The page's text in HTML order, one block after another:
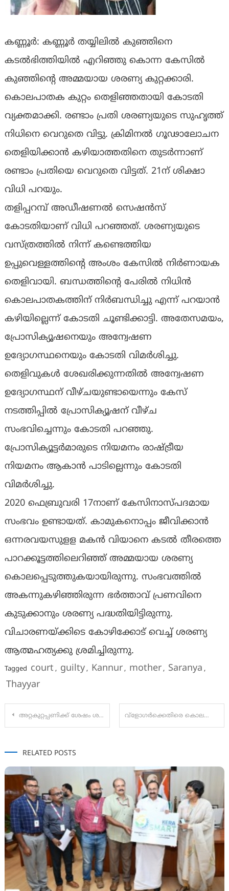
കണ്ണൂർ: കണ്ണൂർ തയ്യിലിൽ കുഞ്ഞിനെ
കടൽഭിത്തിയിൽ എറിഞ്ഞു കൊന്ന കേസിൽ
കുഞ്ഞിൻ്റെ അമ്മയായ ശരണ്യ കുറ്റക്കാരി.
കൊലപാതക കുറ്റം തെളിഞ്ഞതായി കോടതി
വ്യക്തമാക്കി. രണ്ടാം പ്രതി ശരണ്യയുടെ സുഹൃത്ത്
നിധിനെ വെറുതെ വിട്ടു. ക്രിമിനൽ ഗൂഢാലോചന
തെളിയിക്കാൻ കഴിയാത്തതിനെ തുടർന്നാണ്
രണ്ടാം പ്രതിയെ വെറുതെ വിട്ടത്. 21ന് ശിക്ഷാ
വിധി പറയും.
തളിപ്പറമ്പ് അഡീഷണൽ സെഷൻസ്
കോടതിയാണ് വിധി പറഞ്ഞത്. ശരണ്യയുടെ
വസ്ത്രത്തിൽ നിന്ന് കണ്ടെത്തിയ
ഉപ്പുവെള്ളത്തിന്റെ അംശം കേസിൽ നിർണായക
തെളിവായി. ബന്ധത്തിന്റെ പേരിൽ നിധിൻ
കൊലപാതകത്തിന് നിർബന്ധിച്ചു എന്ന് പറയാൻ
കഴിയില്ലെന്ന് കോടതി ചൂണ്ടിക്കാട്ടി. അതേസമയം,
പ്രോസിക്യൂഷനെയും അന്വേഷണ
ഉദ്യോഗസ്ഥനെയും കോടതി വിമർശിച്ചു.
തെളിവുകൾ ശേഖരിക്കുന്നതിൽ അന്വേഷണ
ഉദ്യോഗസ്ഥന് വീഴ്ചയുണ്ടായെന്നും കേസ്
നടത്തിപ്പിൽ പ്രോസിക്യൂഷന് വീഴ്ച
സംഭവിച്ചെന്നും കോടതി പറഞ്ഞു.
പ്രോസിക്യൂട്ടർമാരുടെ നിയമനം രാഷ്ട്രീയ
നിയമനം ആകാൻ പാടില്ലെന്നും കോടതി
വിമർശിച്ചു.
2020 ഫെബ്രുവരി 17നാണ് കേസിനാസ്പദമായ
സംഭവം ഉണ്ടായത്. കാമുകനൊപ്പം ജീവിക്കാൻ
ഒന്നരവയസുളള മകൻ വിയാനെ കടൽ തീരത്തെ
പാറക്കൂട്ടത്തിലെറിഞ്ഞ് അമ്മയായ ശരണ്യ
കൊലപ്പെടുത്തുകയായിരുന്നു. സംഭവത്തിൽ
അകന്നുകഴിഞ്ഞിരുന്ന ഭർത്താവ് പ്രണവിനെ
കുടുക്കാനും ശരണ്യ പദ്ധതിയിട്ടിരുന്നു.
വിചാരണയ്ക്കിടെ കോഴിക്കോട് വെച്ച് ശരണ്യ
ആത്മഹത്യക്കു ശ്രമിച്ചിരുന്നു.
Tagged court , guilty, Kannur, mother, Saranya ,
Thayyar
Post
അറ്റകുറ്റപ്പണിക്ക് ശേഷം ശബരിമലയിൽ തിരിച്ചെത്തിയത് യഥാർഥ സ്വർണ പാളികളല്ലെന്ന് ഹൈക്കോടതി: ശബരിമലയിൽ വൻ സ്വർണ്ണ കൊള്ള. വ്ളോഗർക്കെതിരെ കൊലക്കുറ്റത്തിന് കേസെടുക്കണം; ദീപകിൻ്റെ മരണത്തിൽ കമ്മിഷണർക്ക് പരാതിനൽകി കുടുംബം
RELATED POSTS